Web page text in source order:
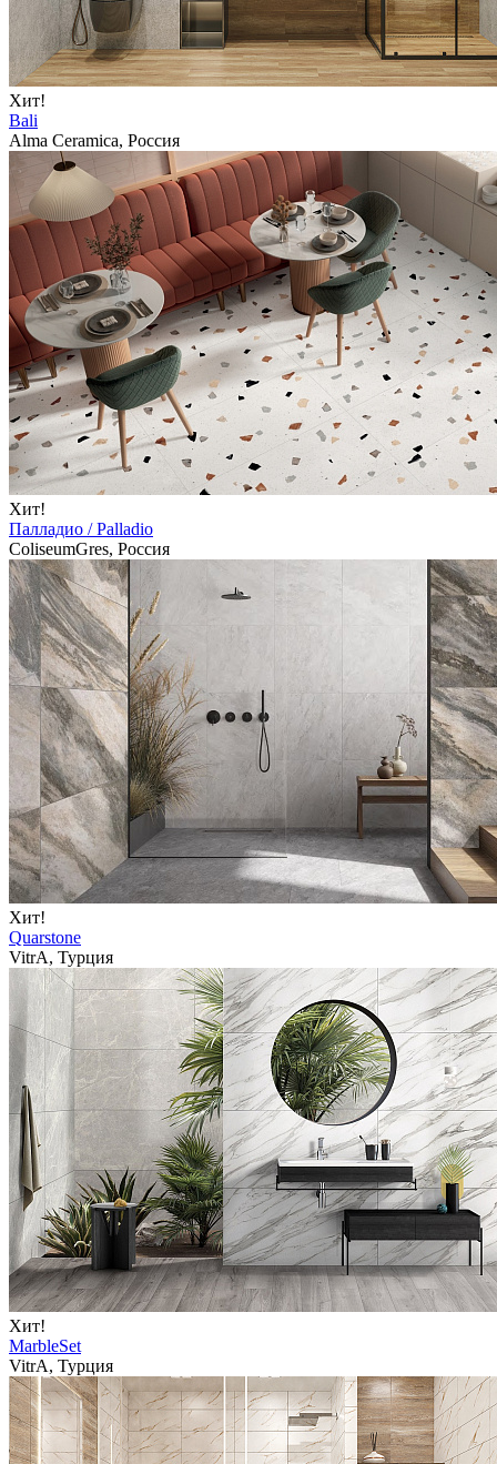
Хит!
Bali
Alma Ceramica, Россия
Хит!
Палладио / Palladio
ColiseumGres, Россия
Хит!
Quarstone
VitrA, Турция
Хит!
MarbleSet
VitrA, Турция